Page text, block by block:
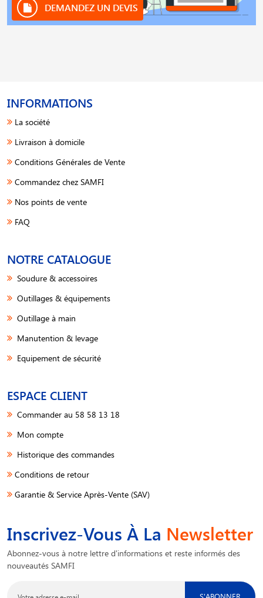
DEMANDEZ UN DEVIS
INFORMATIONS
La société
Livraison à domicile
Conditions Générales de Vente
Commandez chez SAMFI
Nos points de vente
FAQ
NOTRE CATALOGUE
Soudure & accessoires
Outillages & équipements
Outillage à main
Manutention & levage
Equipement de sécurité
ESPACE CLIENT
Commander au 58 58 13 18
Mon compte
Historique des commandes
Conditions de retour
Garantie & Service Après-Vente (SAV)
Inscrivez-Vous À La Newsletter
Abonnez-vous à notre lettre d'informations et reste informés des
nouveautés SAMFI